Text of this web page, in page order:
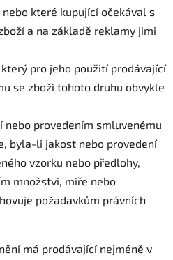
které kupující očekával s
a na základě reklamy jimi
pro jeho použití prodávající
se zboží tohoto druhu obvykle
nebo provedením smluvenému
byla-li jakost nebo provedení
vzorku nebo předlohy,
množství, míře nebo
požadavkům právních
má prodávající nejméně v